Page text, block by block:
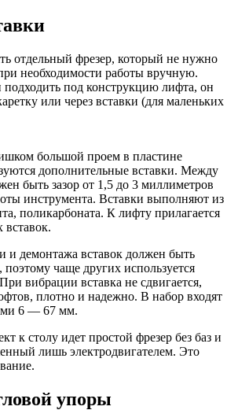
отдельный фрезер, который не нужно
необходимости работы вручную.
под конструкцию лифта, он
или через вставки (для маленьких
большой проем в пластине
дополнительные вставки. Между
быть зазор от 1,5 до 3 миллиметров
инструмента. Вставки выполняют из
поликарбоната. К лифту прилагается
вставок.
и демонтажа вставок должен быть
чаще других используется
вибрации вставка не сдвигается,
плотно и надежно. В набор входят
6 — 67 мм.
к столу идет простой фрезер без баз и
лишь электродвигателем. Это
упоры